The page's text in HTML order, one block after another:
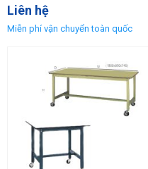
Liên hệ